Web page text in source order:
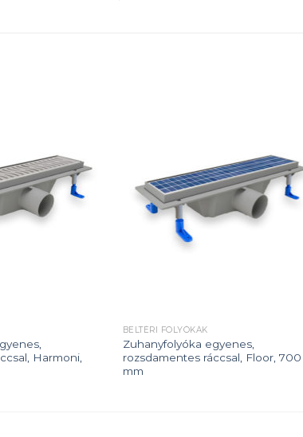
wishlist
Harmoni,
wishlist
BELTÉRI FOLYÓKÁK
Zuhanyfolyóka egyenes,
rozsdamentes ráccsal, Floor, 700
mm